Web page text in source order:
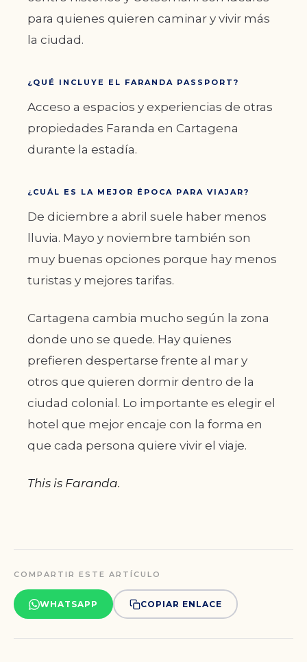
para quienes quieren caminar y vivir más
la ciudad.
¿QUÉ INCLUYE EL FARANDA PASSPORT?
Acceso a espacios y experiencias de otras
propiedades Faranda en Cartagena
durante la estadía.
¿CUÁL ES LA MEJOR ÉPOCA PARA VIAJAR?
De diciembre a abril suele haber menos
lluvia. Mayo y noviembre también son
muy buenas opciones porque hay menos
turistas y mejores tarifas.
Cartagena cambia mucho según la zona
donde uno se quede. Hay quienes
prefieren despertarse frente al mar y
otros que quieren dormir dentro de la
ciudad colonial. Lo importante es elegir el
hotel que mejor encaje con la forma en
que cada persona quiere vivir el viaje.
This is Faranda.
COMPARTIR ESTE ARTÍCULO
WHATSAPP COPIAR ENLACE